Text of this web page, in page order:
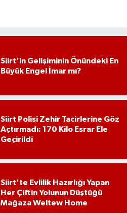
Siirt'in Gelişiminin Önündeki En
Büyük Engel İmar mı?
Siirt Polisi Zehir Tacirlerine Göz
Açtırmadı: 170 Kilo Esrar Ele
Geçirildi
Siirt'te Evlilik Hazırlığı Yapan
Her Çiftin Yolunun Düştüğü
Mağaza Weltew Home